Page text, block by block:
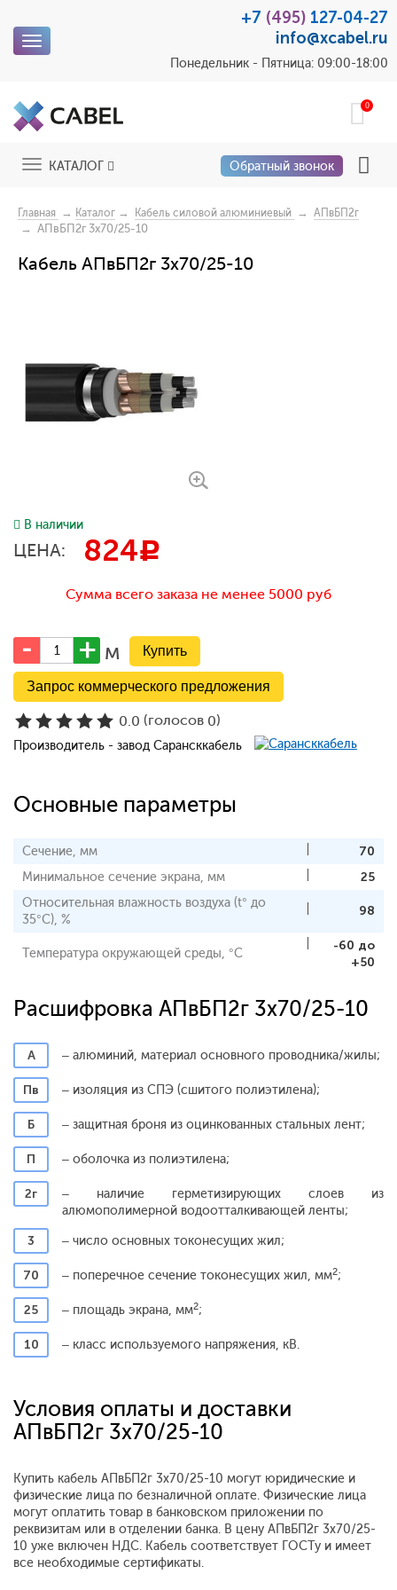
Toggle
+7 (495) 127-04-27
info@xcabel.ru
Понедельник - Пятница: 09:00-18:00
0
ToggleКАТАЛОГ Обратный звонок
Главная → Каталог → Кабель силовой алюминиевый → АПвБП2г
→ АПвБП2г 3x70/25-10
Кабель АПвБП2г 3x70/25-10
В наличии
ЦЕНА: 824c
Сумма всего заказа не менее 5000 руб
м
Запрос коммерческого предложения
0.0 (голосов 0)
Производитель - завод Сарансккабель
Основные параметры
Сечение, мм
70
Минимальное сечение экрана, мм
25
Относительная влажность воздуха (t° до
35°С), %
98
Температура окружающей среды, °С
-60 до
+50
Расшифровка АПвБП2г 3x70/25-10
А – алюминий, материал основного проводника/жилы;
Пв – изоляция из СПЭ (сшитого полиэтилена);
Б – защитная броня из оцинкованных стальных лент;
П – оболочка из полиэтилена;
2г
– наличие герметизирующих слоев из
алюмополимерной водоотталкивающей ленты;
3
– число основных токонесущих жил;
70 – поперечное сечение токонесущих жил, мм2;
25 – площадь экрана, мм2;
10 – класс используемого напряжения, кВ.
Условия оплаты и доставки
АПвБП2г 3x70/25-10
Купить кабель АПвБП2г 3x70/25-10 могут юридические и
физические лица по безналичной оплате. Физические лица
могут оплатить товар в банковском приложении по
реквизитам или в отделении банка. В цену АПвБП2г 3x70/25-
10 уже включен НДС. Кабель соответствует ГОСТу и имеет
все необходимые сертификаты.